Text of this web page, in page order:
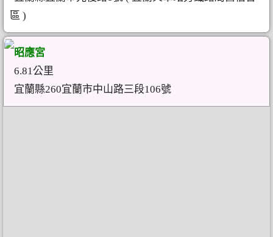
區 )
昭應宮
6.81公里
宜蘭縣260宜蘭市中山路三段106號